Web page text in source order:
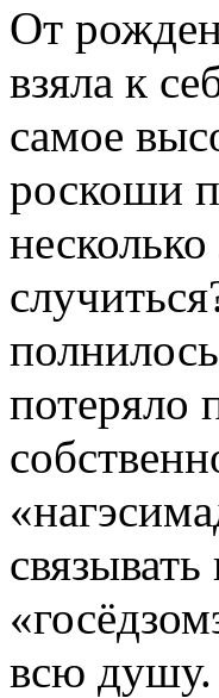
От
взяла к
самое
роскоши
потеряло
всю душу.